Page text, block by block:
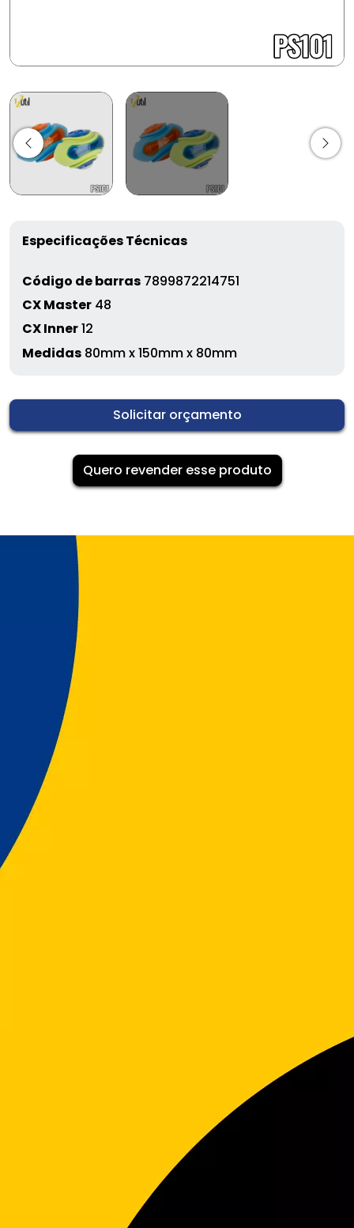
Especificações Técnicas
Código de barras 7899872214751
CX Master 48
CX Inner12
Medidas 80mm x 150mm x 80mm
Solicitar orçamento
Quero revender esse produto